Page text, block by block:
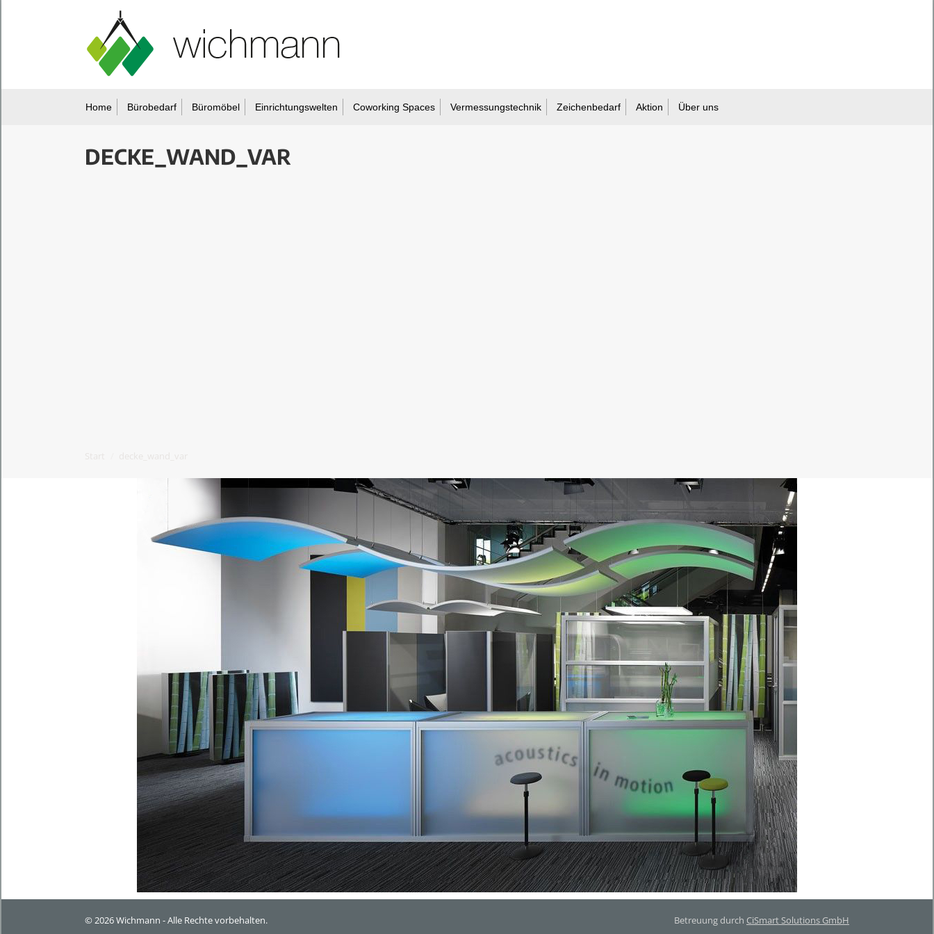
Home Bürobedarf Büromöbel Einrichtungswelten Coworking Spaces Vermessungstechnik Zeichenbedarf Aktion Über uns
DECKE_WAND_VAR
© 2026 Wichmann - Alle Rechte vorbehalten. Betreuung durch CiSmart Solutions GmbH